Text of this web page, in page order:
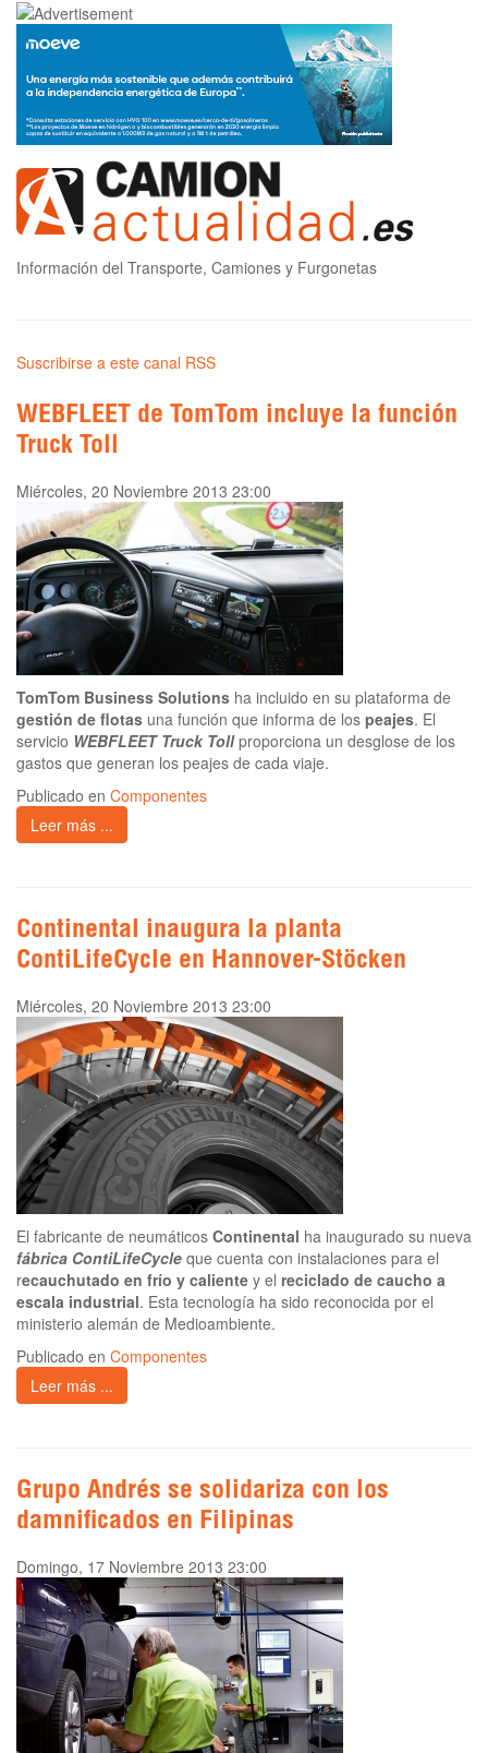
Información del Transporte, Camiones y Furgonetas
Suscribirse a este canal RSS
WEBFLEET de TomTom incluye la función
Truck Toll
Miércoles, 20 Noviembre 2013 23:00
TomTom Business Solutions ha incluido en su plataforma de
gestión de flotas una función que informa de los peajes. El
servicio WEBFLEET Truck Tollproporciona un desglose de los
gastos que generan los peajes de cada viaje.
Publicado en Componentes
Leer más ...
Continental inaugura la planta
ContiLifeCycle en Hannover-Stöcken
Miércoles, 20 Noviembre 2013 23:00
El fabricante de neumáticos Continental ha inaugurado su nueva
fábrica ContiLifeCycle que cuenta con instalaciones para el
recauchutado en frío y caliente y el reciclado de caucho a
escala industrial. Esta tecnología ha sido reconocida por el
ministerio alemán de Medioambiente.
Publicado en Componentes
Leer más ...
Grupo Andrés se solidariza con los
damnificados en Filipinas
Domingo, 17 Noviembre 2013 23:00